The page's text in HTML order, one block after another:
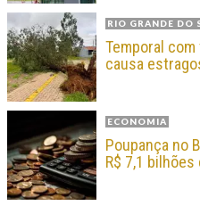
RIO GRANDE DO
Temporal
causa
ECONOMIA
Poupança no
R$ 7,1